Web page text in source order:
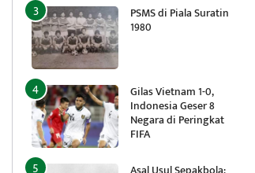
PSMS di Piala Suratin
1980
Gilas Vietnam 1-0,
Indonesia Geser 8
Negara di Peringkat
FIFA